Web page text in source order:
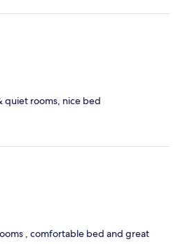
quiet rooms, nice bed
, comfortable bed and great